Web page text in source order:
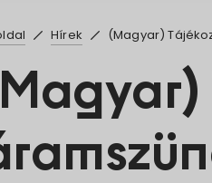
Hírek (Magyar)